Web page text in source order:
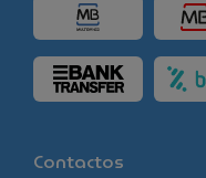
Contactos